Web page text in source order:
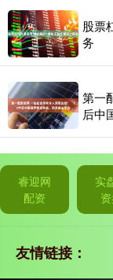
股票
务
第一
后中
睿迎网
配资
实
友情链接：